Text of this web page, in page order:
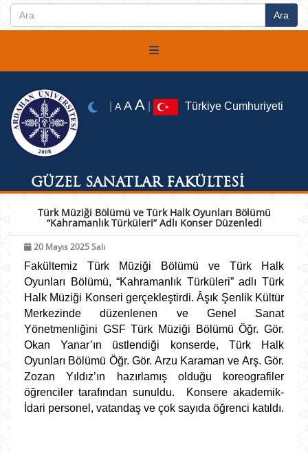
GÜZEL SANATLAR FAKÜLTESİ
A A A Türkiye Cumhuriyeti
Türk Müziği Bölümü ve Türk Halk Oyunları Bölümü
“Kahramanlık Türküleri” Adlı Konser Düzenledi
20 Mayıs 2025 Salı
Fakültemiz Türk Müziği Bölümü ve Türk Halk
Oyunları Bölümü, “Kahramanlık Türküleri” adlı Türk
Halk Müziği Konseri gerçekleştirdi. Âşık Şenlik Kültür
Merkezinde düzenlenen ve Genel Sanat
Yönetmenliğini GSF Türk Müziği Bölümü Öğr. Gör.
Okan Yanar’ın üstlendiği konserde, Türk Halk
Oyunları Bölümü Öğr. Gör. Arzu Karaman ve Arş. Gör.
Zozan Yıldız’ın hazırlamış olduğu koreografiler
öğrenciler tarafından sunuldu. Konsere akademik-
İdari personel, vatandaş ve çok sayıda öğrenci katıldı.